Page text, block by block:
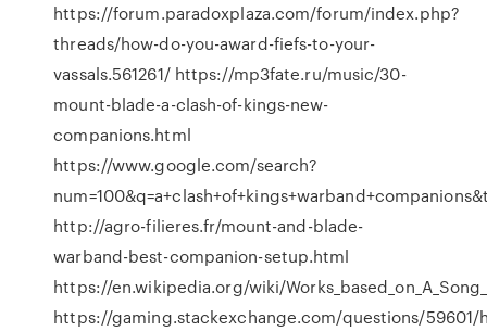
https://forum.paradoxplaza.com/forum/index.php?
threads/how-do-you-award-fiefs-to-your-
vassals.561261/ https://mp3fate.ru/music/30-
mount-blade-a-clash-of-kings-new-
companions.html
https://www.google.com/search?
http://agro-filieres.fr/mount-and-blade-
warband-best-companion-setup.html
https://en.wikipedia.org/wiki/
https://gaming.stackexchange.com/questions/59601/